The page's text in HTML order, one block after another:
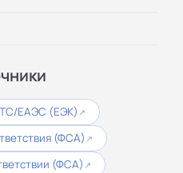
ТС/ЕАЭС (ЕЭК) ↗
(ФСА) ↗
(ФСА) ↗